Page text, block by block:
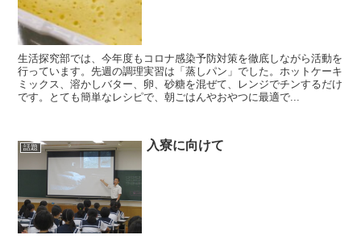
生活探究部では、今年度もコロナ感染予防対策を徹底しながら活動を
行っています。先週の調理実習は「蒸しパン」でした。ホットケーキ
ミックス、溶かしバター、卵、砂糖を混ぜて、レンジでチンするだけ
です。とても簡単なレシピで、朝ごはんやおやつに最適で...
話題 入寮に向けて